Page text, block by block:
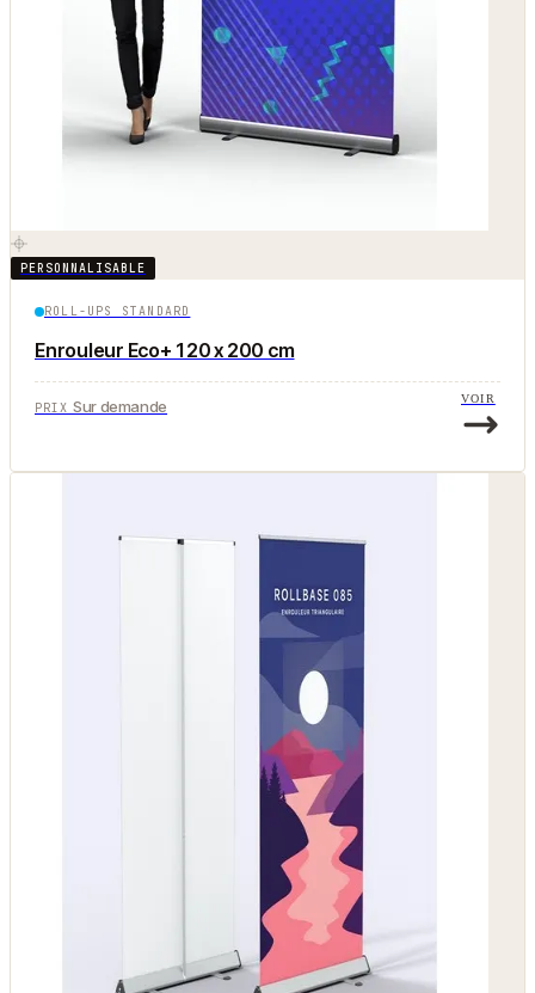
PERSONNALISABLE
ROLL-UPS STANDARD
Enrouleur Eco+ 120 x 200 cm
PRIX Sur demande VOIR